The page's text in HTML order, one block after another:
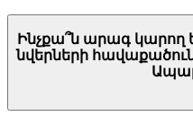
Ինչքա՞ն արագ
նվերների